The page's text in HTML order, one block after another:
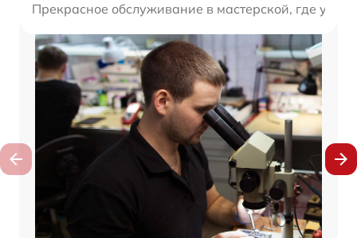
Прекрасное обслуживание в мастерской, где